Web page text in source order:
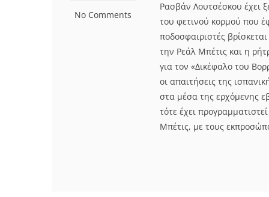
No Comments
Ρασβάν Λουτσέσκου έχει
του φετινού κορμού που
ποδοσφαιριστές
την Ρεάλ Μπέτις και η
για τον «Δικέφαλο του
οι απαιτήσεις της
στα μέσα της ερχόμενης
τότε έχει
Μπέτις, με τους